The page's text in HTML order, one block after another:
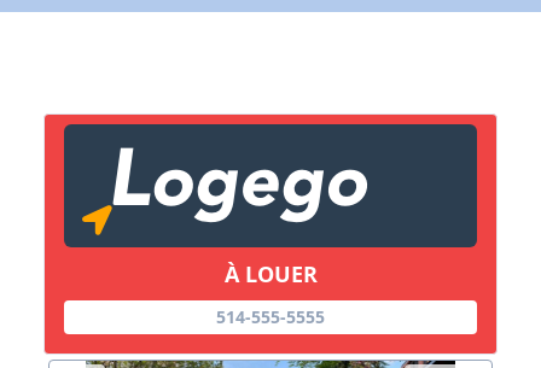
À LOUER
514-555-5555
X Fermer Envoyez
Copier lien
X Fermer